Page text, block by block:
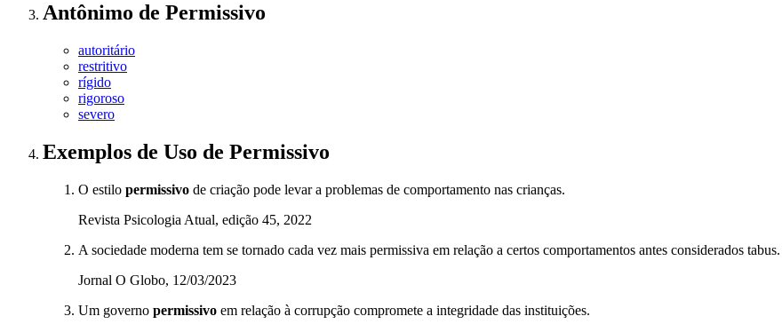
Antônimo de Permissivo
autoritário
restritivo
rígido
rigoroso
severo
Exemplos de Uso de Permissivo
O estilo permissivo de criação pode levar a problemas de comportamento nas crianças.
Revista Psicologia Atual, edição 45, 2022
A sociedade moderna tem se tornado cada vez mais permissiva em relação a certos comportamentos antes considerados tabus.
Jornal O Globo, 12/03/2023
Um governo permissivo em relação à corrupção compromete a integridade das instituições.